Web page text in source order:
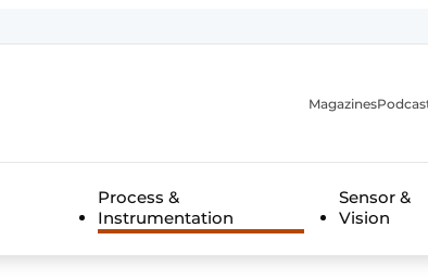
Magazines
Process &
Instrumentation
Sensor &
Vision